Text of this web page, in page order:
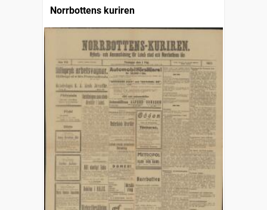
Norrbottens kuriren